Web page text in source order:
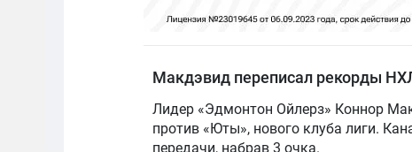
Макдэвид переписал рекорды
Лидер «Эдмонтон Ойлерз» Коннор
против «Юты», нового клуба лиги.
передачи, набрав 3 очка.